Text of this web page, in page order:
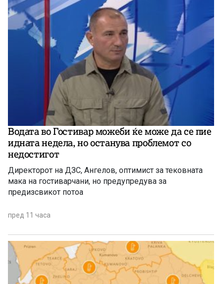
Водата во Гостивар можеби ќе може да се пие
идната недела, но останува проблемот со
недостигот
Директорот на ДЗС, Ангелов, оптимист за тековната
мака на гостиварчани, но предупредува за
предизсвикот потоа
пред 11 часа